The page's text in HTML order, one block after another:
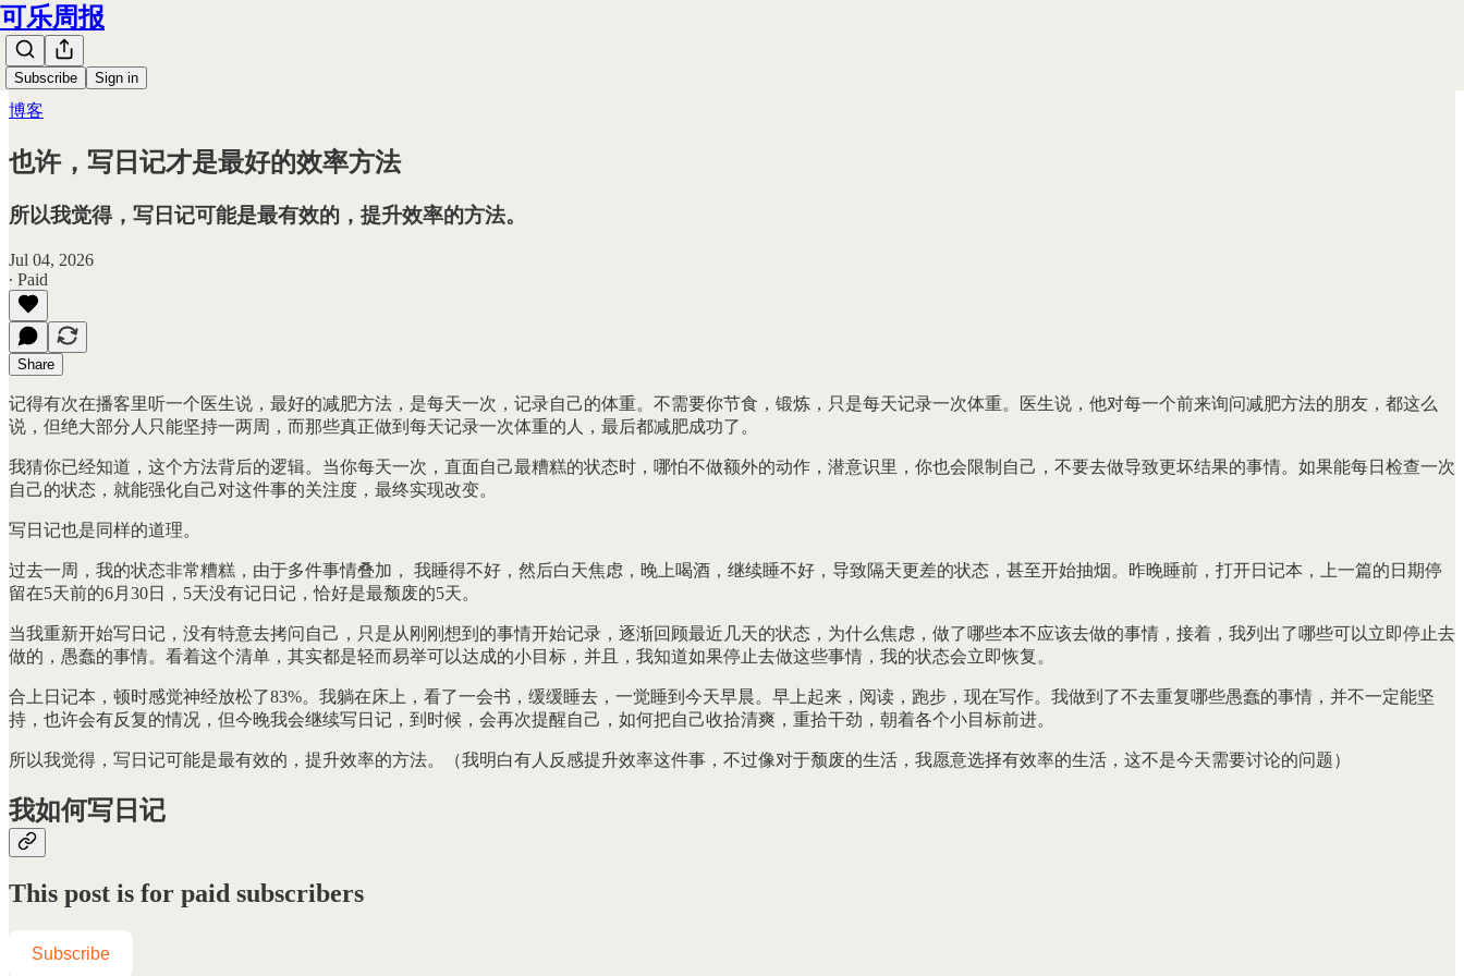
可乐周报
Subscribe Sign in
博客
也许，写日记才是最好的效率方法
所以我觉得，写日记可能是最有效的，提升效率的方法。
Jul 04, 2026
∙ Paid
Share
记得有次在播客里听一个医生说，最好的减肥方法，是每天一次，记录自己的体重。不需要你节食，锻炼，只是每天记录一次体重。医生说，他对每一个前来询问减肥方法的朋友，都这么
说，但绝大部分人只能坚持一两周，而那些真正做到每天记录一次体重的人，最后都减肥成功了。
我猜你已经知道，这个方法背后的逻辑。当你每天一次，直面自己最糟糕的状态时，哪怕不做额外的动作，潜意识里，你也会限制自己，不要去做导致更坏结果的事情。如果能每日检查一次
自己的状态，就能强化自己对这件事的关注度，最终实现改变。
写日记也是同样的道理。
过去一周，我的状态非常糟糕，由于多件事情叠加， 我睡得不好，然后白天焦虑，晚上喝酒，继续睡不好，导致隔天更差的状态，甚至开始抽烟。昨晚睡前，打开日记本，上一篇的日期停
留在5天前的6月30日，5天没有记日记，恰好是最颓废的5天。
当我重新开始写日记，没有特意去拷问自己，只是从刚刚想到的事情开始记录，逐渐回顾最近几天的状态，为什么焦虑，做了哪些本不应该去做的事情，接着，我列出了哪些可以立即停止去
做的，愚蠢的事情。看着这个清单，其实都是轻而易举可以达成的小目标，并且，我知道如果停止去做这些事情，我的状态会立即恢复。
合上日记本，顿时感觉神经放松了83%。我躺在床上，看了一会书，缓缓睡去，一觉睡到今天早晨。早上起来，阅读，跑步，现在写作。我做到了不去重复哪些愚蠢的事情，并不一定能坚
持，也许会有反复的情况，但今晚我会继续写日记，到时候，会再次提醒自己，如何把自己收拾清爽，重拾干劲，朝着各个小目标前进。
所以我觉得，写日记可能是最有效的，提升效率的方法。（我明白有人反感提升效率这件事，不过像对于颓废的生活，我愿意选择有效率的生活，这不是今天需要讨论的问题）
我如何写日记
This post is for paid subscribers
Subscribe